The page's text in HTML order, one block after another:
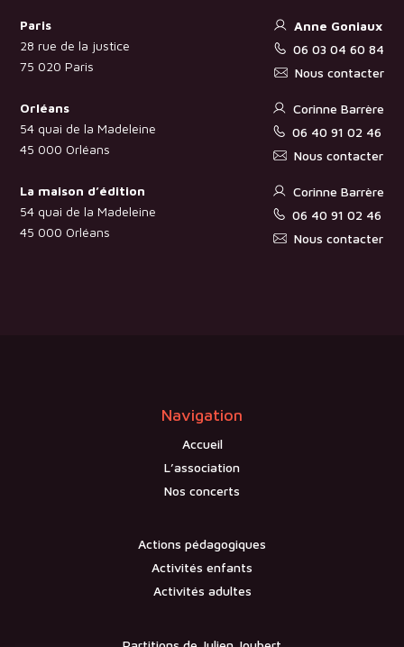
Paris
28 rue de la justice
75 020 Paris
Anne Goniaux
06 03 04 60 84
Nous contacter
Orléans
54 quai de la Madeleine
45 000 Orléans
Corinne Barrère
06 40 91 02 46
Nous contacter
La maison d’édition
54 quai de la Madeleine
45 000 Orléans
Corinne Barrère
06 40 91 02 46
Nous contacter
Navigation
Accueil
L’association
Nos concerts
Actions pédagogiques
Activités enfants
Activités adultes